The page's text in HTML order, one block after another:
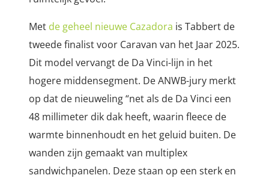
Met de geheel nieuwe Cazadora is Tabbert de
tweede finalist voor Caravan van het Jaar 2025.
Dit model vervangt de Da Vinci-lijn in het
hogere middensegment. De ANWB-jury merkt
op dat de nieuweling “net als de Da Vinci een
48 millimeter dik dak heeft, waarin fleece de
warmte binnenhoudt en het geluid buiten. De
wanden zijn gemaakt van multiplex
sandwichpanelen. Deze staan op een sterk en